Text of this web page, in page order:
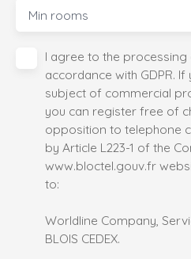
Min rooms
I agree to the
accordance with GDPR.
subject of commercial
you can register free of
opposition to telephone
by Article L223-1 of the
www.bloctel.gouv.fr
to:
Worldline Company,
BLOIS CEDEX.